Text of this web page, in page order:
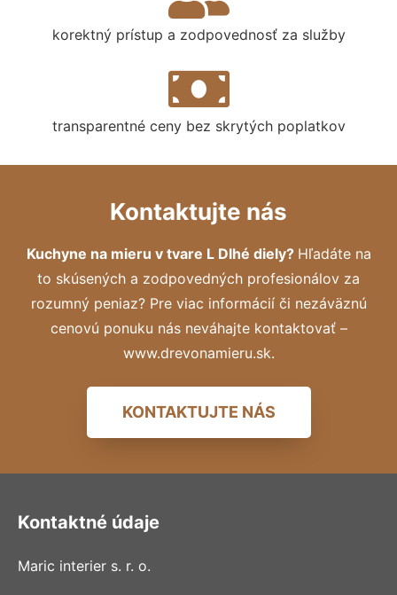
korektný prístup a zodpovednosť za služby
transparentné ceny bez skrytých poplatkov
Kontaktujte nás
Kuchyne na mieru v tvare L Dlhé diely? Hľadáte na
to skúsených a zodpovedných profesionálov za
rozumný peniaz? Pre viac informácií či nezáväznú
cenovú ponuku nás neváhajte kontaktovať –
www.drevonamieru.sk.
KONTAKTUJTE NÁS
Kontaktné údaje
Maric interier s. r. o.